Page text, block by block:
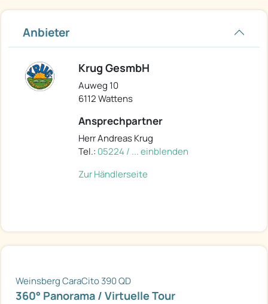
Anbieter
Krug GesmbH
Auweg 10
6112 Wattens
Ansprechpartner
Herr Andreas Krug
Tel.: 05224 / ... einblenden
Zur Händlerseite
Weinsberg CaraCito 390 QD
360° Panorama / Virtuelle Tour